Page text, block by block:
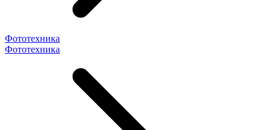
Фототехника
Фототехника